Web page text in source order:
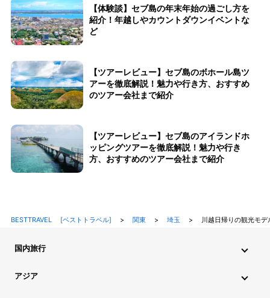
【体験談】セブ島の年末年始の過ごし方を
紹介！年越しやカウントダウンイベントな
ど
【ツアーレビュー】セブ島のボホール島ツ
アーを徹底解説！魅力や行き方、おすすめ
のツアー会社まで紹介
【ツアーレビュー】セブ島のアイランドホ
ッピングツアーを徹底解説！魅力や行き
方、おすすめのツアー会社まで紹介
BESTTRAVEL [ベストトラベル] > 関東> 埼玉 > 川越日帰りの観光モ
国内旅行
アジア